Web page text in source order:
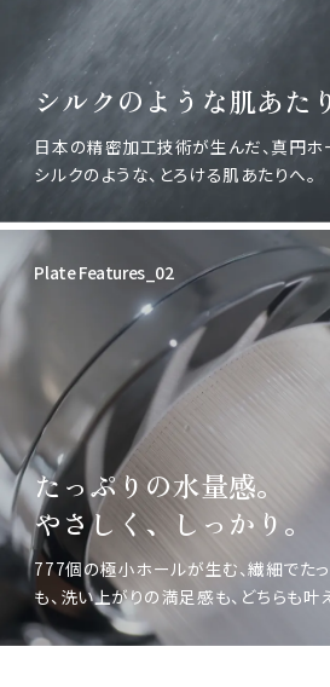
シルクのような肌あた
日本の精密加工技術が生んだ、真円ホ
シルクのような、とろける肌あたりへ。
Plate Features_02
たっぷりの水量感。
やさしく、しっかり。
777個の極小ホールが生む、繊細でた
も、洗い上がりの満足感も、どちらも叶